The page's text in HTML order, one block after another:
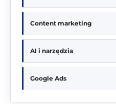
Content marketing
AI i narzędzia
Google Ads